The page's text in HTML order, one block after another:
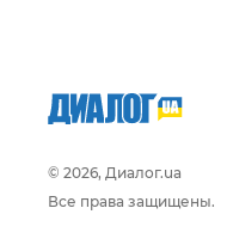
© 2026, Диалог.ua
Все права защищены.